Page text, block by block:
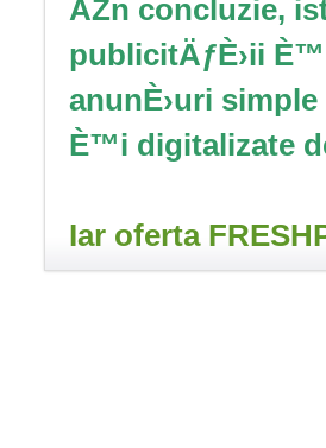
ÃŽn concluzie,
publicitÄƒÈ›ii
anunÈ›uri
È™i digitalizate
Iar oferta